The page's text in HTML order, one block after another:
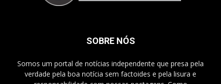
SOBRE NÓS
Somos um portal de notícias independente que presa pela
verdade pela boa notícia sem factoides e pela lisura e